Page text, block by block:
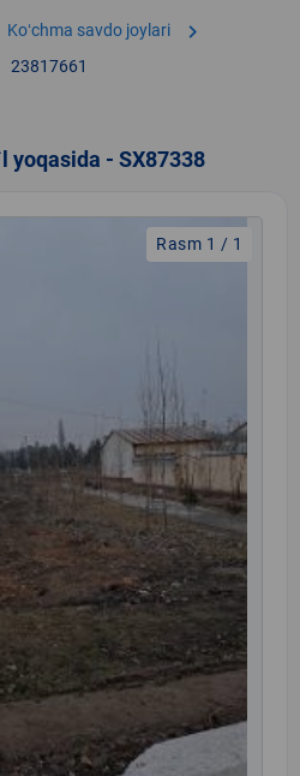
Koʻchma savdo joylari chevron_right
23817661
yoqasida - SX87338
Rasm 1 / 1